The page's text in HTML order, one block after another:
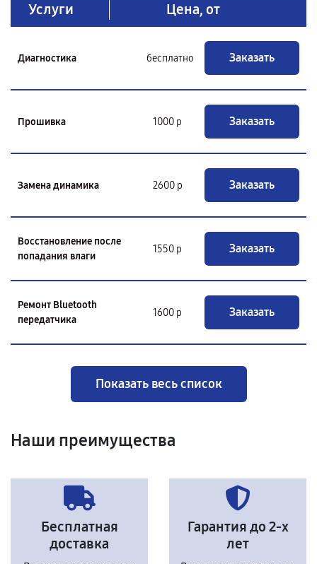
Услуги Цена, от
Диагностика бесплатно Заказать
Прошивка 1000 р Заказать
Замена динамика 2600 р Заказать
Восстановление после
попадания влаги
1550 р Заказать
Ремонт Bluetooth
передатчика
1600 р Заказать
Показать весь список
Наши преимущества
Бесплатная
доставка
Гарантия до 2-х
лет